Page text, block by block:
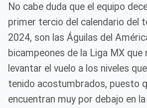
No cabe duda que el equipo
primer tercio del calendario del
2024, son las Águilas del
bicampeones de la Liga MX que
levantar el vuelo a los niveles
tenido acostumbrados, puesto
encuentran muy por debajo en